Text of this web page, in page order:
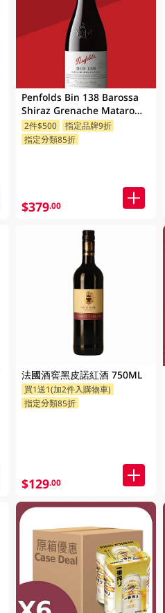
Penfolds Bin 138 Barossa
Shiraz Grenache Mataro
750ML
2件$500
指定品牌9折
指定分類85折
$379.00
法國酒窖黑皮諾紅酒 750ML
買1送1(加2件入購物車)
指定分類85折
$129.00